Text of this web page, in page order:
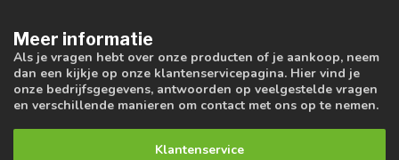
Meer informatie
Als je vragen hebt over onze producten of je aankoop, neem
dan een kijkje op onze klantenservicepagina. Hier vind je
onze bedrijfsgegevens, antwoorden op veelgestelde vragen
en verschillende manieren om contact met ons op te nemen.
Klantenservice